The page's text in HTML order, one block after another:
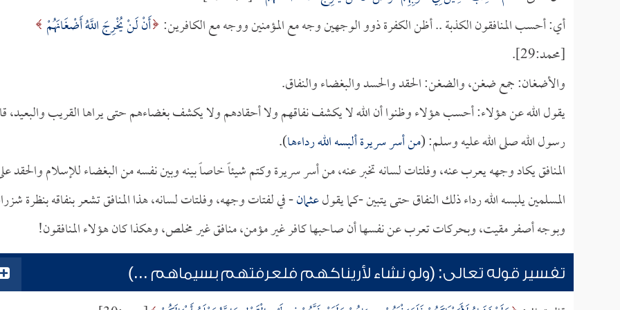
أي: أحسب المنافقون الكذبة .. أظن الكفرة ذوو الوجهين وجه مع المؤمنين ووجه مع الكافرين: أَنْ لَنْ يُخْرِجَ اللَّهُ أَضْغَانَهُمْ
[محمد:29].
والأضغان: جمع ضغن، والضغن: الحقد والحسد والبغضاء والنفاق.
يقول الله عن هؤلاء: أحسب هؤلاء وظنوا أن الله لا يكشف نفاقهم ولا أحقادهم ولا يكشف بغضاءهم حتى يراها القريب والبعيد،
رسول الله صلى الله عليه وسلم: (من أسر سريرة ألبسه الله رداءها).
المنافق يكاد وجهه يعرب عنه، وفلتات لسانه تخبر عنه، من أسر سريرة وكتم شيئاً خاصاً بينه وبين نفسه من البغضاء للإسلام والحقد
المسلمين يلبسه الله رداء ذلك النفاق حتى يتبين -كما يقولعثمان- في لفتات وجهه، وفلتات لسانه، هذا المنافق تشعر بنفاقه بنظرة
وبوجه أصفر مقيت، وبحركات تعرب عن نفسها أن صاحبها كافر غير مؤمن، منافق غير مخلص، وهكذا كان هؤلاء المنافقون!
تفسير قوله تعالى: (ولو نشاء لأريناكهم فلعرفتهم بسيماهم ...)